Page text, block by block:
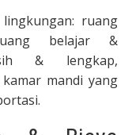
ruang
belajar &
& lengkap,
mandi yang